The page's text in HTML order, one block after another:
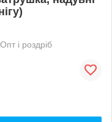
Опт і роздріб